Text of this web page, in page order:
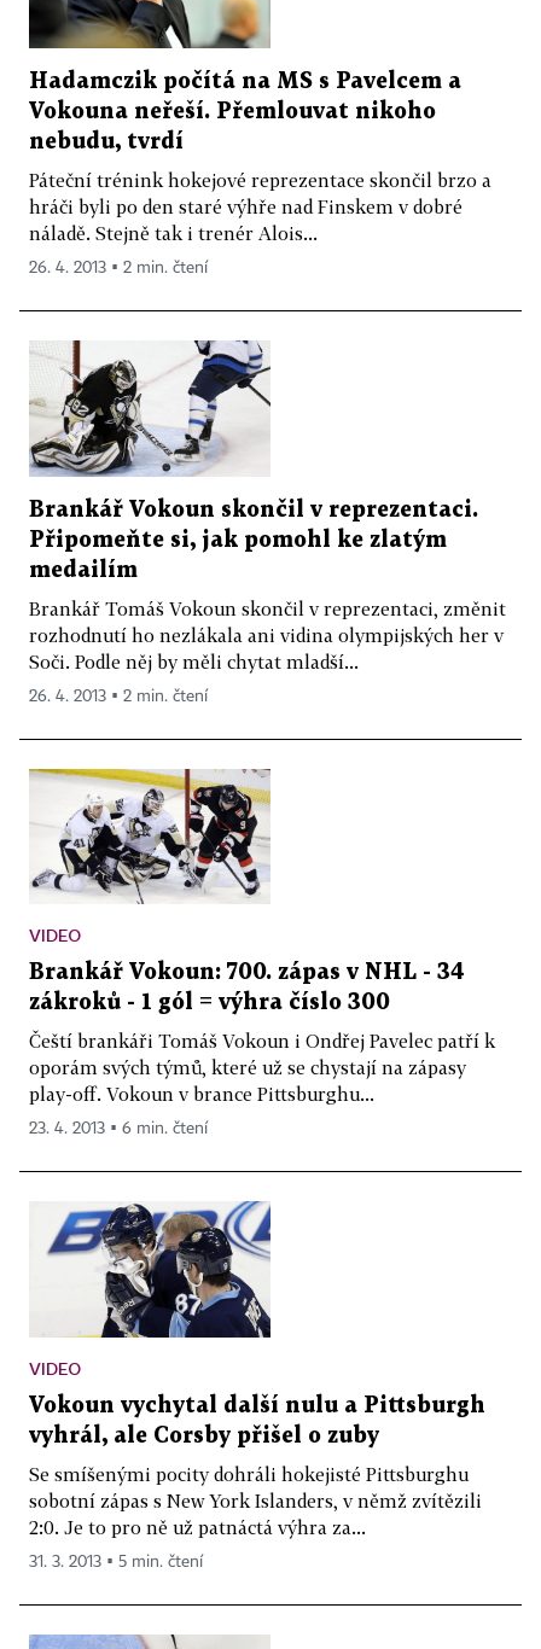
Hadamczik počítá na MS s Pavelcem a
Vokouna neřeší. Přemlouvat nikoho
nebudu, tvrdí
Páteční trénink hokejové reprezentace skončil brzo a
hráči byli po den staré výhře nad Finskem v dobré
náladě. Stejně tak i trenér Alois...
26. 4. 2013 ▪ 2 min. čtení
Brankář Vokoun skončil v reprezentaci.
Připomeňte si, jak pomohl ke zlatým
medailím
Brankář Tomáš Vokoun skončil v reprezentaci, změnit
rozhodnutí ho nezlákala ani vidina olympijských her v
Soči. Podle něj by měli chytat mladší...
26. 4. 2013 ▪ 2 min. čtení
VIDEO
Brankář Vokoun: 700. zápas v NHL - 34
zákroků - 1 gól = výhra číslo 300
Čeští brankáři Tomáš Vokoun i Ondřej Pavelec patří k
oporám svých týmů, které už se chystají na zápasy
play-off. Vokoun v brance Pittsburghu...
23. 4. 2013 ▪ 6 min. čtení
VIDEO
Vokoun vychytal další nulu a Pittsburgh
vyhrál, ale Corsby přišel o zuby
Se smíšenými pocity dohráli hokejisté Pittsburghu
sobotní zápas s New York Islanders, v němž zvítězili
2:0. Je to pro ně už patnáctá výhra za...
31. 3. 2013 ▪ 5 min. čtení